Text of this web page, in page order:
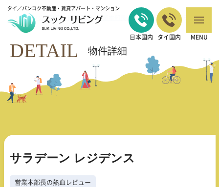
タイ／バンコク不動産・賃貸アパート・マンション
日本国内 タイ国内 MENU
バンコクの不動産・賃貸 TOP >営業本部長の熱血レビュー>サラデーン レ
ジデンス
DETAIL 物件詳細
サラデーン レジデンス
営業本部長の熱血レビュー